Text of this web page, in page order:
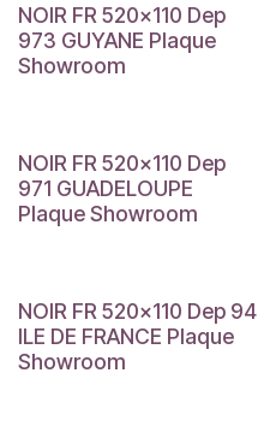
NOIR FR 520x110 Dep
973 GUYANE Plaque
Showroom
NOIR FR 520x110 Dep
971 GUADELOUPE
Plaque Showroom
NOIR FR 520x110 Dep 94
ILE DE FRANCE Plaque
Showroom